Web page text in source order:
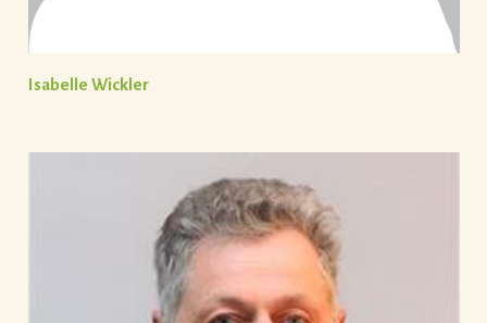
Isabelle Wickler